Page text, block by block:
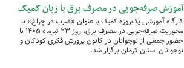
آموزش صرفه‌جویی در مصرف برق با زبان کمیک
کارگاه آموزشی یک‌روزه کمیک با عنوان «ضرب در چراغ» با
محوریت صرفه‌جویی در مصرف برق، روز ۲۳ تیرماه ۱۴۰۵ با
حضور جمعی از نوجوانان در کانون پرورش فکری کودکان و
نوجوانان استان کرمان برگزار شد.